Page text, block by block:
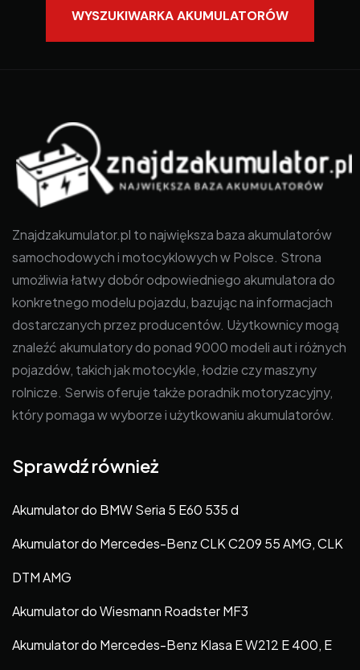
WYSZUKIWARKA AKUMULATORÓW
Znajdzakumulator.pl to największa baza akumulatorów
samochodowych i motocyklowych w Polsce. Strona
umożliwia łatwy dobór odpowiedniego akumulatora do
konkretnego modelu pojazdu, bazując na informacjach
dostarczanych przez producentów. Użytkownicy mogą
znaleźć akumulatory do ponad 9000 modeli aut i różnych
pojazdów, takich jak motocykle, łodzie czy maszyny
rolnicze. Serwis oferuje także poradnik motoryzacyjny,
który pomaga w wyborze i użytkowaniu akumulatorów.
Sprawdź również
Akumulator do BMW Seria 5 E60 535 d
Akumulator do Mercedes-Benz CLK C209 55 AMG, CLK
DTM AMG
Akumulator do Wiesmann Roadster MF3
Akumulator do Mercedes-Benz Klasa E W212 E 400, E